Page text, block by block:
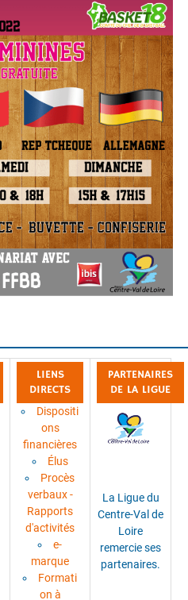
LIENS
DIRECTS
Dispositi
ons
financières
Élus
Procès
verbaux -
Rapports
d'activités
e-
marque
Formati
on à
PARTENAIRES
DE LA LIGUE
La Ligue du
Centre-Val de
Loire
remercie ses
partenaires.